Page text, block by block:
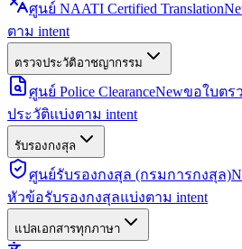
ศูนย์ NAATI Certified Translation
ตาม intent
ตรวจประวัติอาชญากรรม
ศูนย์ Police ClearanceNewขอใบตร
ประวัติแบ่งตาม intent
รับรองกงสุล
ศูนย์รับรองกงสุล (กรมการกงสุล)
หัวข้อรับรองกงสุลแบ่งตาม intent
แปลเอกสารทุกภาษา